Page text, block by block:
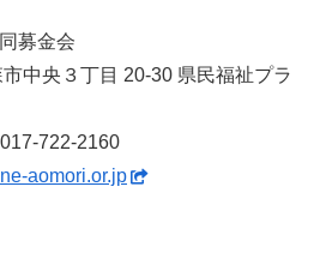
募金会
中央３丁目 20-30 県民福祉プラ
722-2160
aomori.or.jp